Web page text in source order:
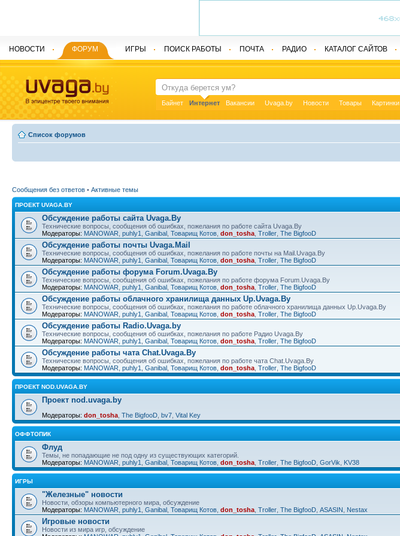
Байнет Интернет Вакансии Uvaga.by Новости Товары Картинки
НОВОСТИ ФОРУМ ИГРЫ ПОИСК РАБОТЫ ПОЧТА РАДИО КАТАЛОГ САЙТОВ
Список форумов
Сообщения без ответов • Активные темы
ПРОЕКТ UVAGA.BY
Обсуждение работы сайта Uvaga.By
Технические вопросы, сообщения об ошибках, пожелания по работе сайта Uvaga.By
Модераторы: MANOWAR puhly1 Ganibal Товарищ Котов don_tosha Troller The BigfooD
Обсуждение работы почты Uvaga.Mail
Технические вопросы, сообщения об ошибках, пожелания по работе почты на Mail.Uvaga.By
Модераторы: MANOWAR puhly1 Ganibal Товарищ Котов don_tosha Troller The BigfooD
Обсуждение работы форума Forum.Uvaga.By
Технические вопросы, сообщения об ошибках, пожелания по работе форума Forum.Uvaga.By
Модераторы: MANOWAR puhly1 Ganibal Товарищ Котов don_tosha Troller The BigfooD
Обсуждение работы облачного хранилища данных Up.Uvaga.By
Технические вопросы, сообщения об ошибках, пожелания по работе облачного хранилища данных Up.Uvaga.By
Модераторы: MANOWAR puhly1 Ganibal Товарищ Котов don_tosha Troller The BigfooD
Обсуждение работы Radio.Uvaga.by
Технические вопросы, сообщения об ошибках, пожелания по работе Радио Uvaga.By
Модераторы: MANOWAR puhly1 Ganibal Товарищ Котов don_tosha Troller The BigfooD
Обсуждение работы чата Chat.Uvaga.By
Технические вопросы, сообщения об ошибках, пожелания по работе чата Chat.Uvaga.By
Модераторы: MANOWAR puhly1 Ganibal Товарищ Котов don_tosha Troller The BigfooD
ПРОЕКТ NOD.UVAGA.BY
Проект nod.uvaga.by
Модераторы: don_tosha The BigfooD bv7 Vital Key
ОФФТОПИК
Флуд
Темы, не попадающие не под одну из существующих категорий.
Модераторы: MANOWAR puhly1 Ganibal Товарищ Котов don_tosha Troller The BigfooD GorVik KV38
ИГРЫ
"Железные" новости
Новости, обзоры компьютерного мира, обсуждение
Модераторы: MANOWAR puhly1 Ganibal Товарищ Котов don_tosha Troller The BigfooD ASASIN Nestax
Игровые новости
Новости из мира игр, обсуждение